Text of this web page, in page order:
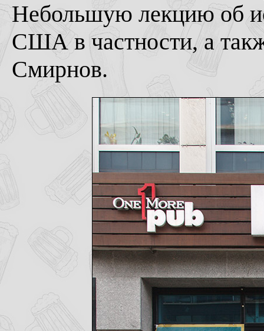
Небольшую лекцию об
США в частности, а
Смирнов.